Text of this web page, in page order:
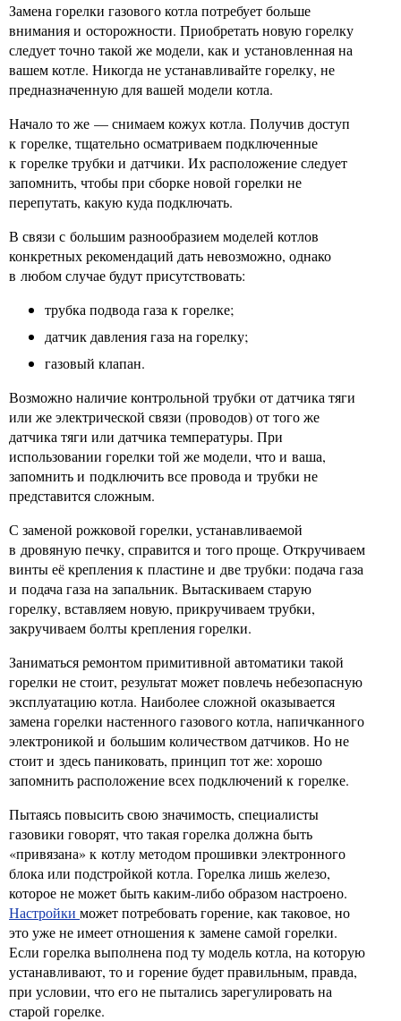
Замена горелки газового котла потребует больше
внимания и осторожности. Приобретать новую горелку
следует точно такой же модели, как и установленная на
вашем котле. Никогда не устанавливайте горелку, не
предназначенную для вашей модели котла.
Начало то же — снимаем кожух котла. Получив доступ
к горелке, тщательно осматриваем подключенные
к горелке трубки и датчики. Их расположение следует
запомнить, чтобы при сборке новой горелки не
перепутать, какую куда подключать.
В связи с большим разнообразием моделей котлов
конкретных рекомендаций дать невозможно, однако
в любом случае будут присутствовать:
трубка подвода газа к горелке;
датчик давления газа на горелку;
газовый клапан.
Возможно наличие контрольной трубки от датчика тяги
или же электрической связи (проводов) от того же
датчика тяги или датчика температуры. При
использовании горелки той же модели, что и ваша,
запомнить и подключить все провода и трубки не
представится сложным.
С заменой рожковой горелки, устанавливаемой
в дровяную печку, справится и того проще. Откручиваем
винты её крепления к пластине и две трубки: подача газа
и подача газа на запальник. Вытаскиваем старую
горелку, вставляем новую, прикручиваем трубки,
закручиваем болты крепления горелки.
Заниматься ремонтом примитивной автоматики такой
горелки не стоит, результат может повлечь небезопасную
эксплуатацию котла. Наиболее сложной оказывается
замена горелки настенного газового котла, напичканного
электроникой и большим количеством датчиков. Но не
стоит и здесь паниковать, принцип тот же: хорошо
запомнить расположение всех подключений к горелке.
Пытаясь повысить свою значимость, специалисты
газовики говорят, что такая горелка должна быть
«привязана» к котлу методом прошивки электронного
блока или подстройкой котла. Горелка лишь железо,
которое не может быть каким-либо образом настроено.
Настройки может потребовать горение, как таковое, но
это уже не имеет отношения к замене самой горелки.
Если горелка выполнена под ту модель котла, на которую
устанавливают, то и горение будет правильным, правда,
при условии, что его не пытались зарегулировать на
старой горелке.